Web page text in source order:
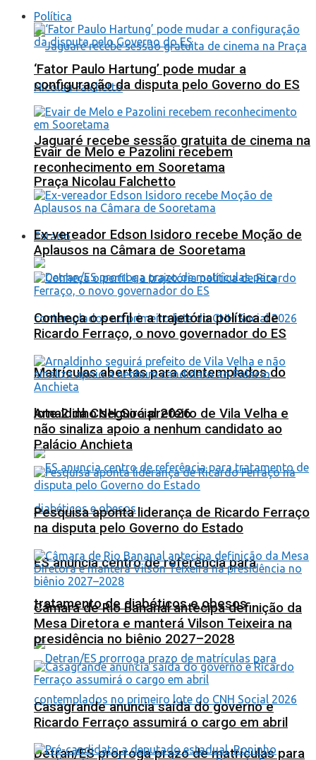
Jaguaré recebe sessão gratuita de cinema na
Praça Nicolau Falchetto
Estado
Matrículas abertas para contemplados do
lote 2 da CNH Social 2026
ES anuncia centro de referência para
tratamento de diabéticos e obesos
Detran/ES prorroga prazo de matrículas para
Política
‘Fator Paulo Hartung’ pode mudar a
configuração da disputa pelo Governo do ES
Evair de Melo e Pazolini recebem
reconhecimento em Sooretama
Ex-vereador Edson Isidoro recebe Moção de
Aplausos na Câmara de Sooretama
Conheça o perfil e a trajetória política de
Ricardo Ferraço, o novo governador do ES
Arnaldinho seguirá prefeito de Vila Velha e
não sinaliza apoio a nenhum candidato ao
Palácio Anchieta
Pesquisa aponta liderança de Ricardo Ferraço
na disputa pelo Governo do Estado
Câmara de Rio Bananal antecipa definição da
Mesa Diretora e manterá Vilson Teixeira na
presidência no biênio 2027–2028
Casagrande anuncia saída do governo e
Ricardo Ferraço assumirá o cargo em abril